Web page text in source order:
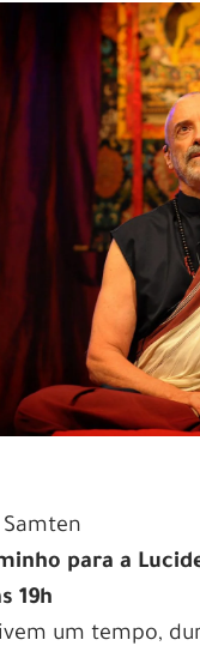
para a
19h
um tempo,